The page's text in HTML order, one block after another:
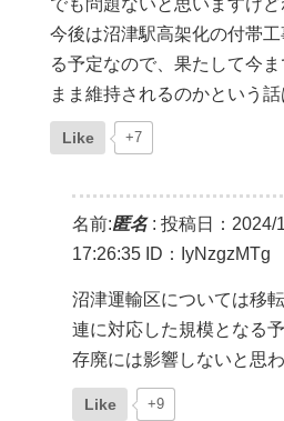
今後は沼津駅高架化の付帯
る予定なので、果たして今
まま維持されるのかという話
Like +7
名前:匿名: 投稿日：2024/
17:26:35 ID：IyNzgzMTg
沼津運輸区については移
連に対応した規模となる
存廃には影響しないと思わ
Like +9